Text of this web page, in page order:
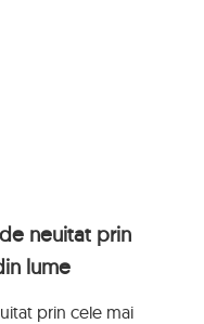
neuitat prin
lume
prin cele mai